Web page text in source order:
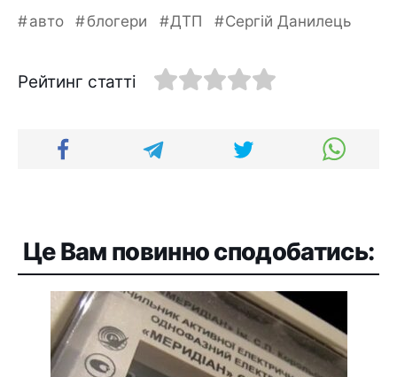
авто блогери ДТП Сергій Данилець
Рейтинг статті
Це Вам повинно сподобатись: